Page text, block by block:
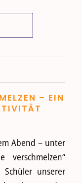
– EIN
Abend – unter
unserer